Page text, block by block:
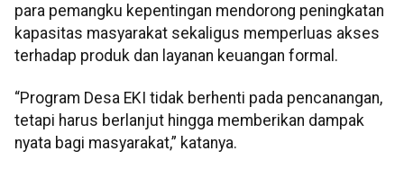
para pemangku kepentingan mendorong peningkatan
kapasitas masyarakat sekaligus memperluas akses
terhadap produk dan layanan keuangan formal.
“Program Desa EKI tidak berhenti pada pencanangan,
tetapi harus berlanjut hingga memberikan dampak
nyata bagi masyarakat,” katanya.